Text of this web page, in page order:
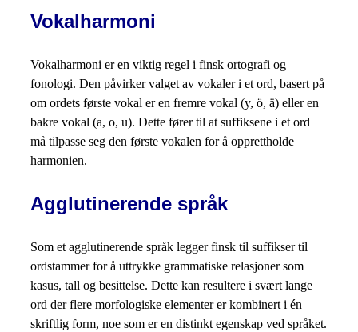
Vokalharmoni
Vokalharmoni er en viktig regel i finsk ortografi og
fonologi. Den påvirker valget av vokaler i et ord, basert på
om ordets første vokal er en fremre vokal (y, ö, ä) eller en
bakre vokal (a, o, u). Dette fører til at suffiksene i et ord
må tilpasse seg den første vokalen for å opprettholde
harmonien.
Agglutinerende språk
Som et agglutinerende språk legger finsk til suffikser til
ordstammer for å uttrykke grammatiske relasjoner som
kasus, tall og besittelse. Dette kan resultere i svært lange
ord der flere morfologiske elementer er kombinert i én
skriftlig form, noe som er en distinkt egenskap ved språket.